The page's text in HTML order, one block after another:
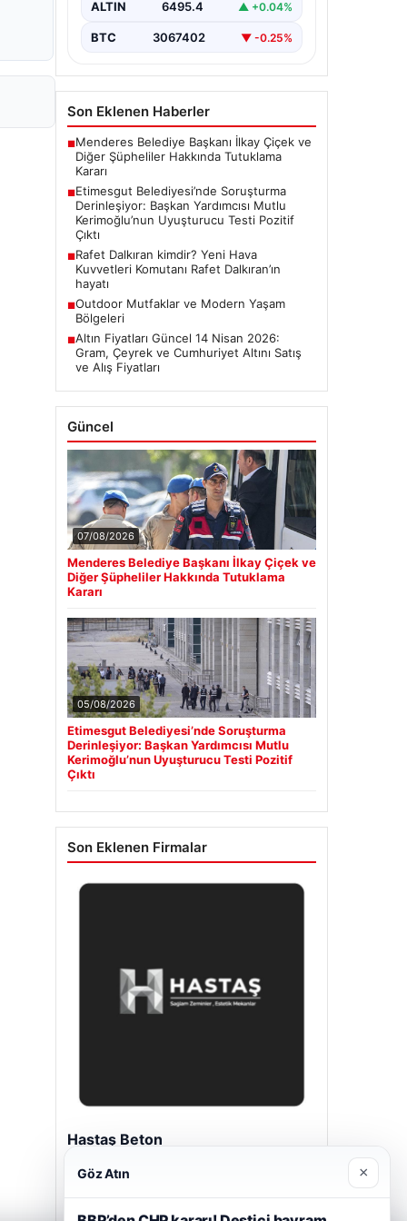
Ankara Batı Cumhuriyet Başsavcılığı
soruşturma kapsamında Etimesgut
ALTIN 6495.4 ▲ +0.04%
BTC 3067402 ▼ -0.25%
Son Eklenen Haberler
■Menderes Belediye Başkanı İlkay Çiçek ve
Diğer Şüpheliler Hakkında Tutuklama
Kararı
■Etimesgut Belediyesi’nde Soruşturma
Derinleşiyor: Başkan Yardımcısı Mutlu
Kerimoğlu’nun Uyuşturucu Testi Pozitif
Çıktı
■Rafet Dalkıran kimdir? Yeni Hava
Kuvvetleri Komutanı Rafet Dalkıran’ın
hayatı
■Outdoor Mutfaklar ve Modern Yaşam
Bölgeleri
■Altın Fiyatları Güncel 14 Nisan 2026:
Gram, Çeyrek ve Cumhuriyet Altını Satış
ve Alış Fiyatları
Güncel
07/08/2026
Menderes Belediye Başkanı İlkay Çiçek ve
Diğer Şüpheliler Hakkında Tutuklama
Kararı
05/08/2026
Etimesgut Belediyesi’nde Soruşturma
Derinleşiyor: Başkan Yardımcısı Mutlu
Kerimoğlu’nun Uyuşturucu Testi Pozitif
Çıktı
Son Eklenen Firmalar
Hastaş Beton
Göz Atın ×